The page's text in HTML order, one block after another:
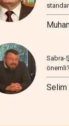
Sabra-
önemli?
Selim